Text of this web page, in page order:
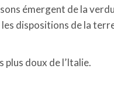
émergent de la
dispositions de la
doux de l’Italie.